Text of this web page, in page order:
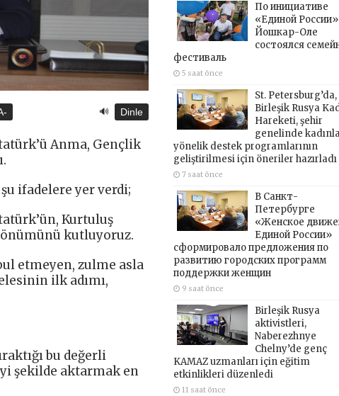
🔊 Dinle
Anma, Gençlik
şu ifadelere yer verdi;
Kurtuluş
kutluyoruz.
etmeyen, zulme asla
ilk adımı,
bu değerli
şekilde aktarmak en
По инициативе
«Единой России»
Йошкар-Оле
состоялся
фестиваль
5 saat önce
St. Petersburg’da,
Birleşik Rusya
Hareketi, şehir
genelinde
yönelik destek programlarının
geliştirilmesi için öneriler hazırladı
7 saat önce
В Санкт-
Петербурге
«Женское
Единой России»
сформировало предложения по
развитию городских программ
поддержки женщин
9 saat önce
Birleşik Rusya
aktivistleri,
Naberezhnye
Chelny’de genç
KAMAZ uzmanları için eğitim
etkinlikleri düzenledi
11 saat önce